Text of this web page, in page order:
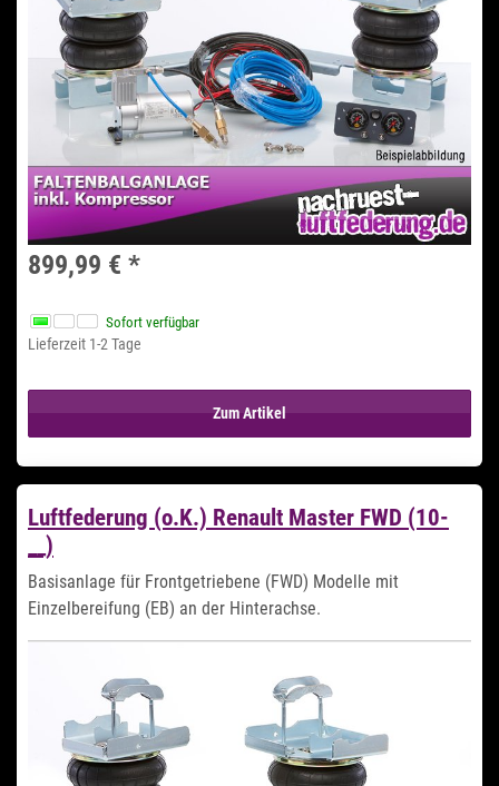
899,99 € *
Sofort verfügbar
Lieferzeit 1-2 Tage
Zum Artikel
Luftfederung (o.K.) Renault Master FWD (10-
__)
Basisanlage für Frontgetriebene (FWD) Modelle mit
Einzelbereifung (EB) an der Hinterachse.